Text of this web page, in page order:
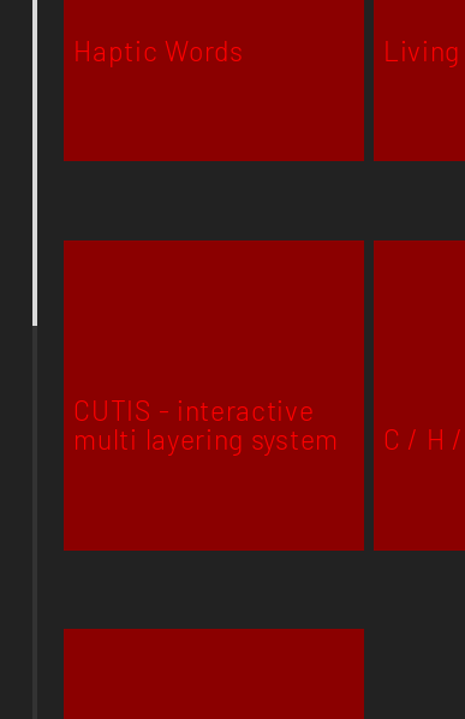
Haptic Words
CUTIS - interactive
multi layering system
C / H